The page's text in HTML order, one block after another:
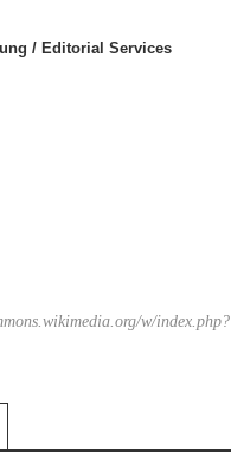
/ Editorial Services
w/index.php?